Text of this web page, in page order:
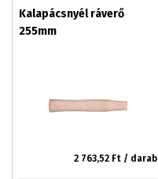
Kalapácsnyél ráverő
255mm
2 763,52 Ft / darab